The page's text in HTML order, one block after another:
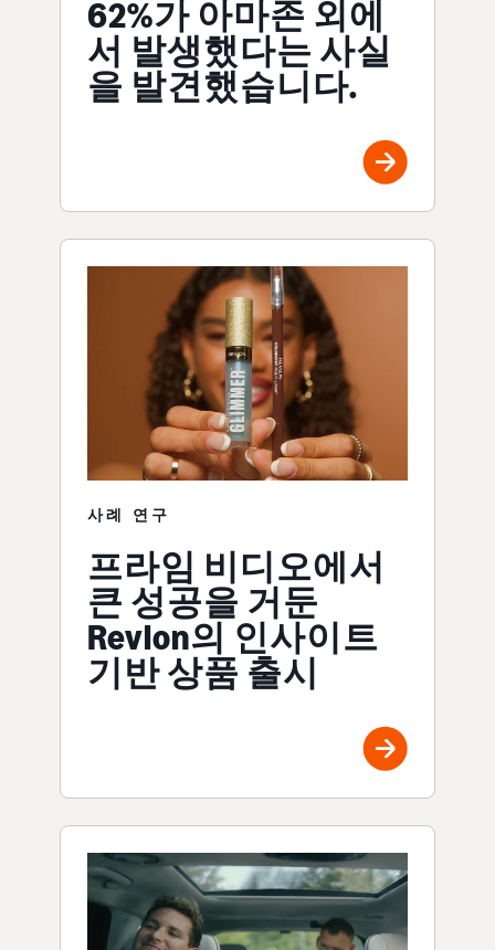
62%가 아마존 외에
서 발생했다는 사실
을 발견했습니다.
사례 연구
프라임 비디오에서
큰 성공을 거둔
Revlon의 인사이트
기반 상품 출시